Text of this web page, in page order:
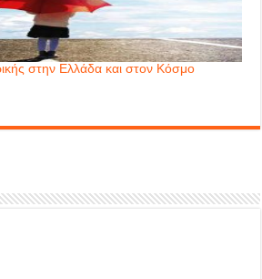
στην Ελλάδα και στον Κόσμο